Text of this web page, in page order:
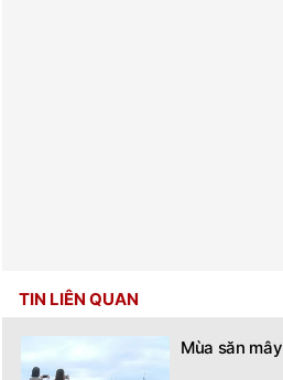
TIN LIÊN QUAN
Mùa săn mây